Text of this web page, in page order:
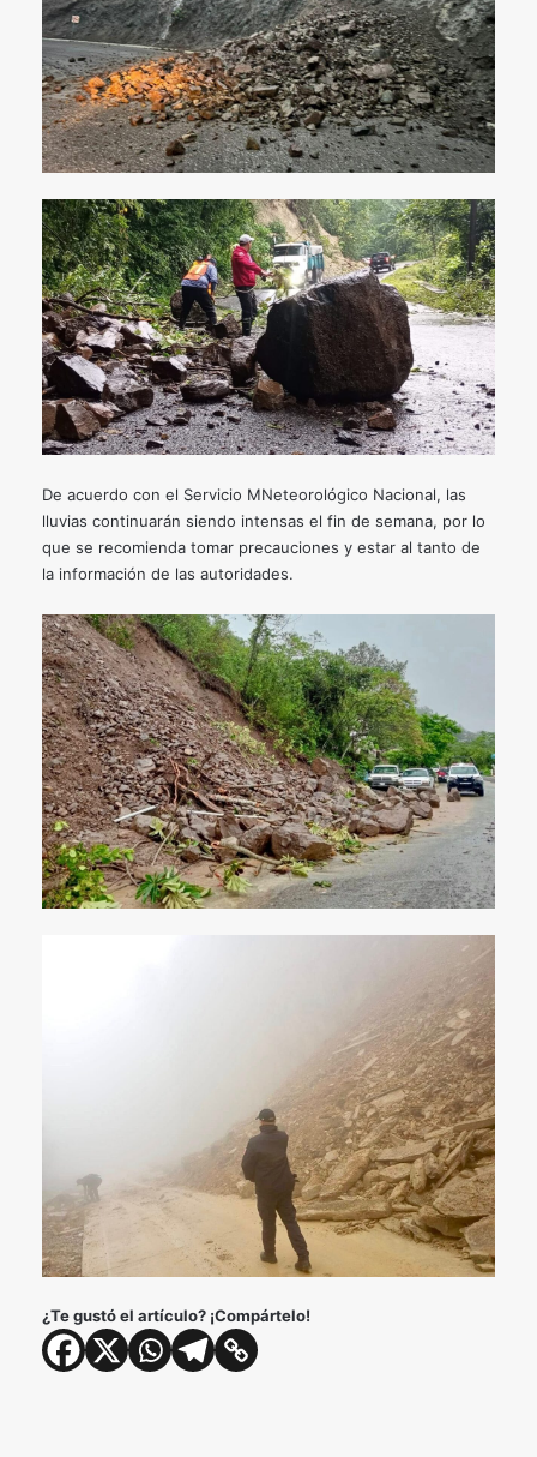
De acuerdo con el Servicio MNeteorológico Nacional, las
lluvias continuarán siendo intensas el fin de semana, por lo
que se recomienda tomar precauciones y estar al tanto de
la información de las autoridades.
¿Te gustó el artículo? ¡Compártelo!